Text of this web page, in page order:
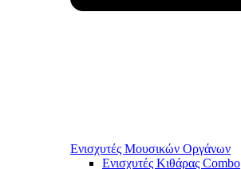
Ενισχυτές Μουσικών Οργάνων
Ενισχυτές Κιθάρας Combo